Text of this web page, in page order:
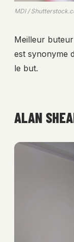
MDI /
Meilleur
est synonyme
le but.
ALAN